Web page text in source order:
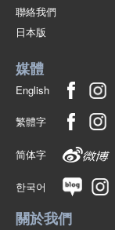
聯絡我們
日本版
媒體
English
繁體字
简体字
한국어
關於我們